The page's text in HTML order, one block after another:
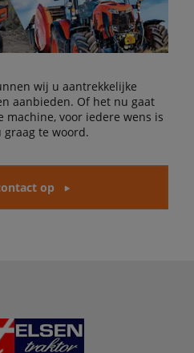
wij u aantrekkelijke
aanbieden. Of het nu gaat
machine, voor iedere wens is
graag te woord.
op